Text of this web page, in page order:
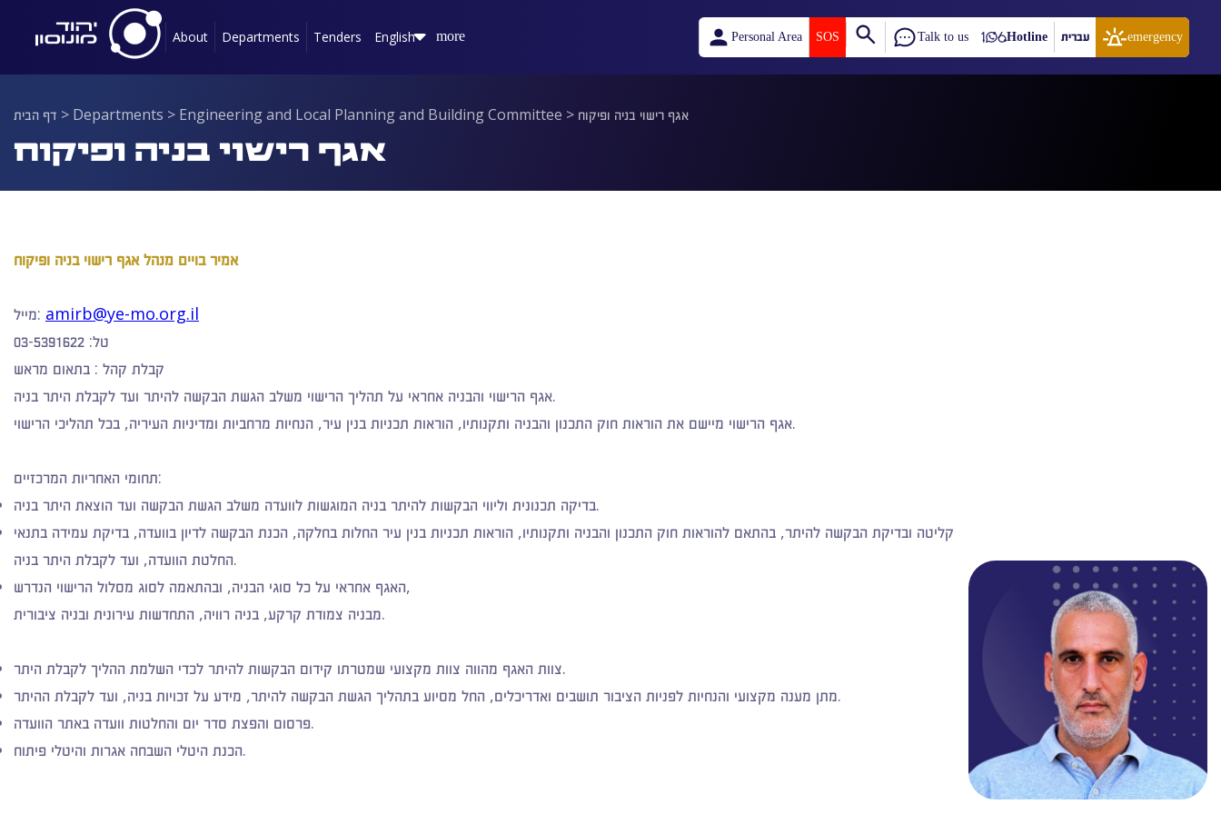
About Departments Tenders English more Personal Area SOS Talk to us Hotline עברית emergency
דף הבית > Departments > Engineering and Local Planning and Building Committee > אגף רישוי בניה ופיקוח
אגף רישוי בניה ופיקוח
אמיר בויים מנהל אגף רישוי בניה ופיקוח
מייל: amirb@ye-mo.org.il
טל:
קבלת קהל : בתאום מראש
אגף הרישוי והבניה אחראי על תהליך הרישוי משלב הגשת הבקשה להיתר ועד לקבלת היתר בניה.
אגף הרישוי מיישםאת הוראות חוק התכנון והבניה ותקנותיו, הוראות תכניות בנין עיר, הנחיות מרחביות ומדיניות העיריה, בכל תהליכי הרישוי.
תחומי האחריות המרכזיים:
בדיקה תכנונית וליווי הבקשות להיתר בניה המוגשות לוועדה משלב הגשת הבקשה ועד הוצאת היתר בניה.
קליטה ובדיקת הבקשה להיתר, בהתאם להוראות חוק התכנון והבניה ותקנותיו, הוראות תכניות בנין עיר החלות בחלקה, הכנת הבקשה לדיון בוועדה, בדיקת עמידה בתנאי
החלטת הוועדה, ועד לקבלת היתר בניה.
האגף אחראי עלכל סוגי הבניה, ובהתאמה לסוג מסלול הרישוי הנדרש,
מבניה צמודת קרקע, בניה רוויה, התחדשות עירונית ובניה ציבורית.
צוות האגף מהווה צוות מקצועי שמטרתו קידום הבקשות להיתר לכדי השלמת ההליך לקבלת היתר.
מתן מענה מקצועי והנחיות לפניות הציבור תושבים ואדריכלים, החל מסיוע בתהליך הגשת הבקשה להיתר, מידע על זכויות בניה, ועד לקבלת ההיתר.
פרסום והפצת סדר יום והחלטות וועדה באתר הוועדה.
הכנת היטלי השבחה אגרות והיטלי פיתוח.